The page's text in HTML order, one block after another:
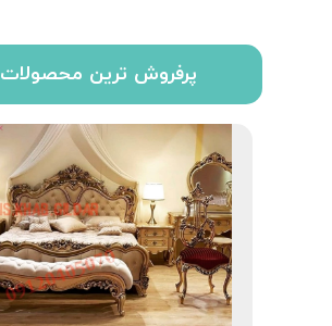
پرفروش ترین محصولات